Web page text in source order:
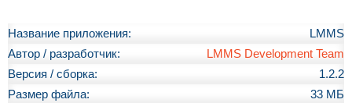
Название приложения:
LMMS
Автор / разработчик:
LMMS Development Team
Версия / сборка:
1.2.2
Размер файла:
33 МБ